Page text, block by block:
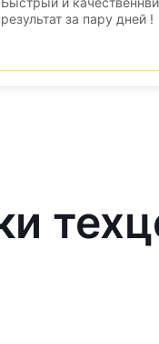
результат за пару дней !